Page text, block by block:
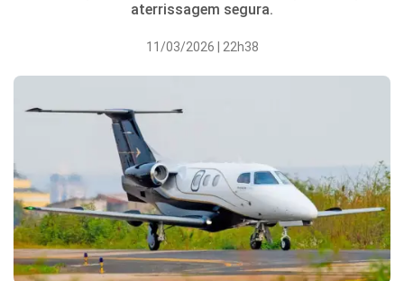
aterrissagem segura.
11/03/2026 | 22h38